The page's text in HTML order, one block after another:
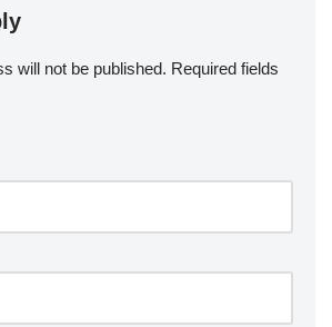
will not be published. Required fields